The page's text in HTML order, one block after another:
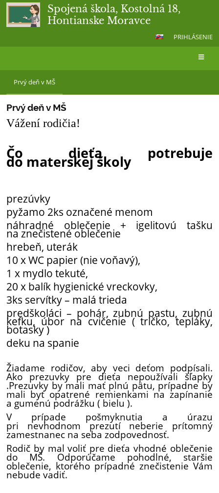
Spojená škola, Kostolná 18,
Hontianske Moravce
PRIHLÁSENIE
deň
MŠ
Prvý deň v MŠ
Prvý deň v MŠ
Vážení rodičia!
Čo dieťa potrebuje
do materskej školy
prezúvky
pyžamo 2ks označené menom
náhradné oblečenie + igelitovú tašku
na znečistené oblečenie
hrebeň, uterák
10 x WC papier (nie voňavý),
1 x mydlo tekuté,
20 x balík hygienické vreckovky,
3ks servítky – malá trieda
predškoláci – pohár, zubnú pastu, zubnú
kefku, úbor na cvičenie ( tričko, tepláky,
botasky )
deku na spanie
Žiadame rodičov, aby veci deťom podpísali.
Ako prezuvky pre dieťa nepoužívali šľapky
.Prezuvky by mali mať plnú pätu, prípadne by
mali byť opatrené remienkami na zapínanie
a gumenú podrážku ( bielu ).
V prípade pošmyknutia a úrazu
pri nevhodnom prezutí neberie prítomný
zamestnanec na seba zodpovednosť.
Rodič by mal voliť pre dieťa vhodné oblečenie
do MŠ. Odporúčame pohodlné, staršie
oblečenie, ktorého prípadné znečistenie Vám
nebude vadiť.